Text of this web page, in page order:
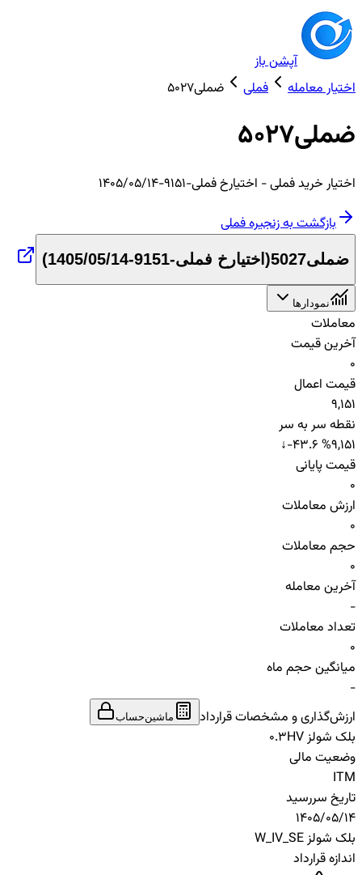
آپشن باز
اختیار معامله
فملی ضملی5027
ضملی5027
اختیار خریدفملی- اختیارخ فملی-9151-1405/05/14
بازگشت به زنجیرهفملی
ضملی5027 ( اختیارخ فملی-9151-1405/05/14 )
نمودارها
معاملات
آخرین قیمت
0
قیمت اعمال
9,151
نقطه سر به سر
9,151
↓-43.6 %
قیمت پایانی
0
ارزش معاملات
0
حجم معاملات
0
آخرین معامله
-
تعداد معاملات
0
میانگین حجم ماه
-
ارزش‌گذاری و مشخصات قرارداد
ماشین‌حساب
بلک شولز HV
0.3
وضعیت مالی
ITM
تاریخ سررسید
1405/05/14
بلک شولز W_IV_SE
اندازه قرارداد